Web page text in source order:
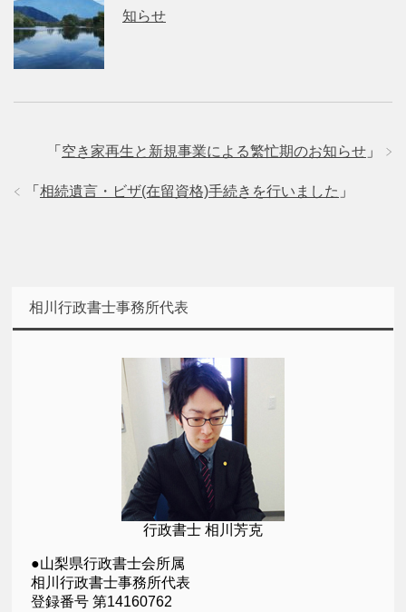
知らせ
「 空き家再生と新規事業による繁忙期のお知らせ 」
「 相続遺言・ビザ(在留資格)手続きを行いました 」
相川行政書士事務所代表
行政書士 相川芳克
●山梨県行政書士会所属
相川行政書士事務所代表
登録番号 第14160762